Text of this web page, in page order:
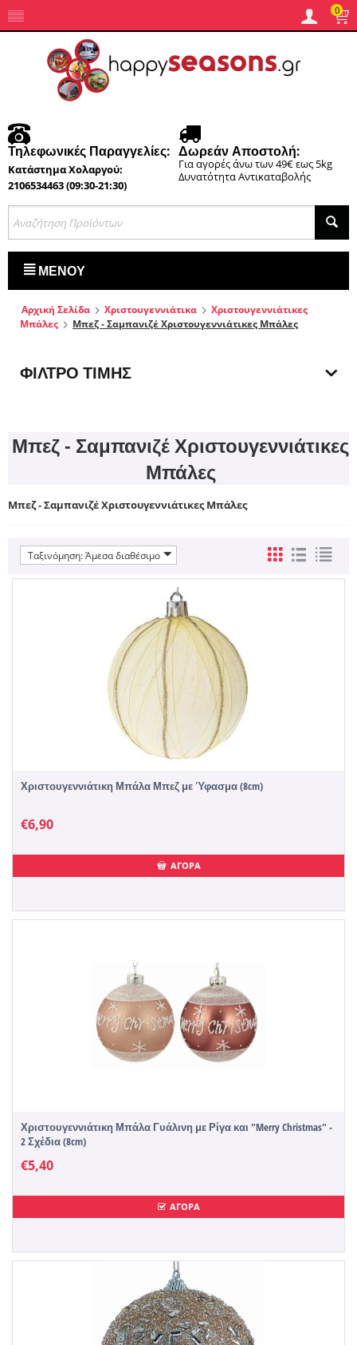
0
Τηλεφωνικές Παραγγελίες:
Κατάστημα Χολαργού:
2106534463 (09:30-21:30)
Δωρεάν Αποστολή:
Για αγορές άνω των 49€ εως 5kg
Δυνατότητα Αντικαταβολής
ΜΕΝΟΎ
Αρχική Σελίδα Χριστουγεννιάτικα
Χριστουγεννιάτικες
Μπάλες
Μπεζ - Σαμπανιζέ Χριστουγεννιάτικες Μπάλες
ΦΊΛΤΡΟ ΤΙΜΉΣ
Μπεζ - Σαμπανιζέ Χριστουγεννιάτικες
Μπάλες
Μπεζ - Σαμπανιζέ Χριστουγεννιάτικες Μπάλες
Ταξινόμηση: Άμεσα διαθέσιμο
Χριστουγεννιάτικη Μπάλα Μπεζ με Ύφασμα (8cm)
€6,90
ΑΓΟΡΑ
Χριστουγεννιάτικη Μπάλα Γυάλινη με Ρίγα και "Merry Christmas" -
2 Σχέδια (8cm)
€5,40
ΑΓΟΡΑ